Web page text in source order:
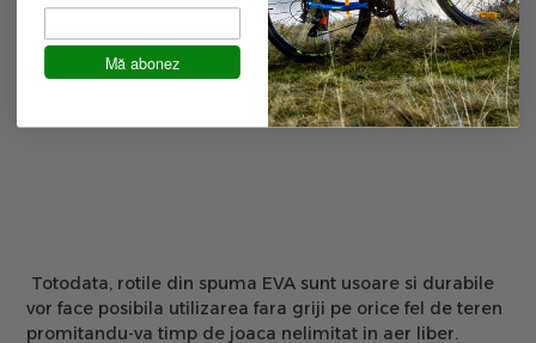
Totodata, rotile din spuma EVA sunt usoare si durabile
vor face posibila utilizarea fara griji pe orice fel de teren
promitandu-va timp de joaca nelimitat in aer liber.
Mă abonez